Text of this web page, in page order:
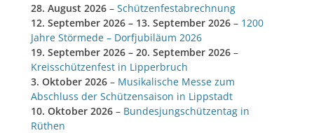
28. August 2026 – Schützenfestabrechnung
12. September 2026 – 13. September 2026 – 1200
Jahre Störmede – Dorfjubiläum 2026
19. September 2026 – 20. September 2026 –
Kreisschützenfest in Lipperbruch
3. Oktober 2026 – Musikalische Messe zum
Abschluss der Schützensaison in Lippstadt
10. Oktober 2026 – Bundesjungschützentag in
Rüthen